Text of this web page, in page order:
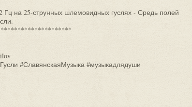
Гц на 25-струнных шлемовидных гуслях - Средь полей
#СлавянскаяМузыка #музыкадлядуши